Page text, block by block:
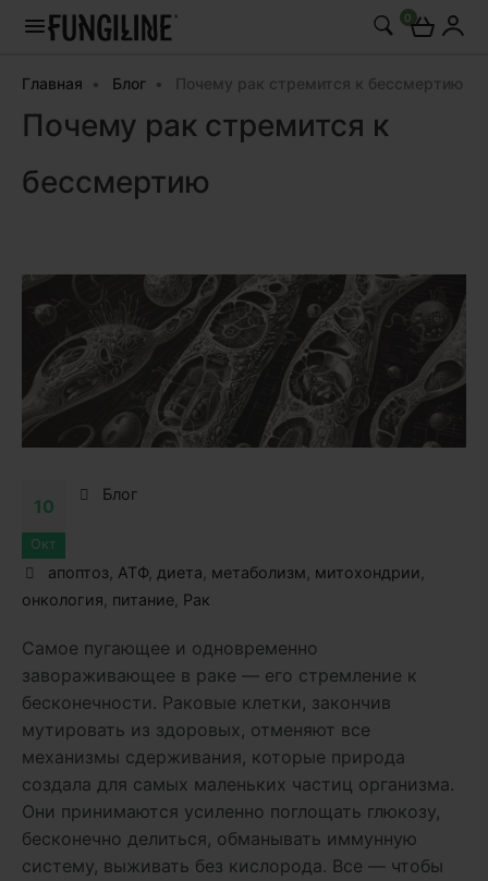
0
Главная Блог Почему рак стремится к бессмертию
Почему рак стремится к
бессмертию
10
Окт
Блог
апоптоз АТФ диета метаболизм митохондрии
онкология питание Рак
Самое пугающее и одновременно
завораживающее в раке — его стремление к
бесконечности. Раковые клетки, закончив
мутировать из здоровых, отменяют все
механизмы сдерживания, которые природа
создала для самых маленьких частиц организма.
Они принимаются усиленно поглощать глюкозу,
бесконечно делиться, обманывать иммунную
систему, выживать без кислорода. Все — чтобы